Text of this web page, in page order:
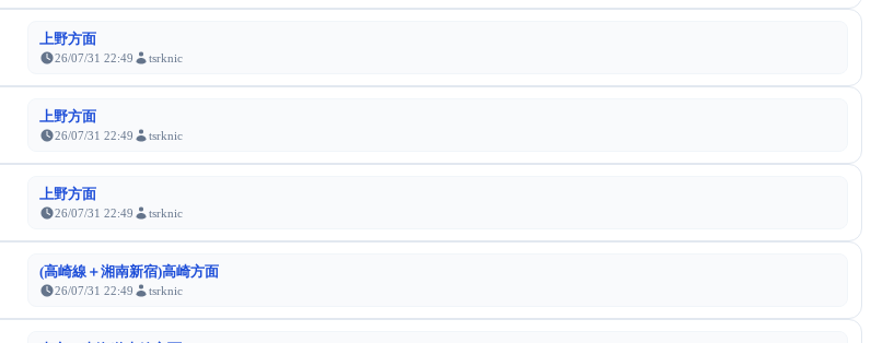
上野方面
26/07/31 22:49 tsrknic
上野方面
26/07/31 22:49 tsrknic
上野方面
26/07/31 22:49 tsrknic
(高崎線＋湘南新宿)高崎方面
26/07/31 22:49 tsrknic